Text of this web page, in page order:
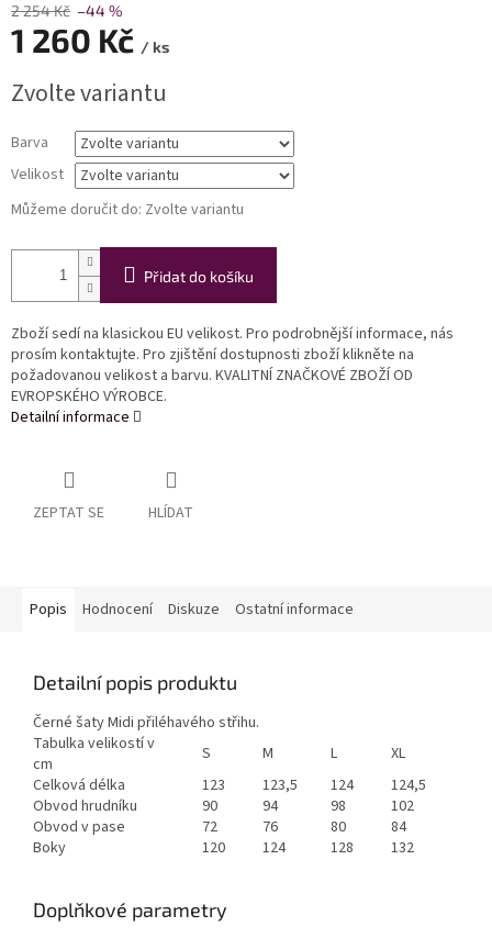
2 254 Kč –44 %
1 260 Kč / ks
cena:
Zvolte variantu
Barva
Velikost
Můžeme doručit do: Zvolte variantu
Přidat do košíku
Zboží sedí na klasickou EU velikost. Pro podrobnější informace, nás
prosím kontaktujte. Pro zjištění dostupnosti zboží klikněte na
požadovanou velikost a barvu. KVALITNÍ ZNAČKOVÉ ZBOŽÍ OD
EVROPSKÉHO VÝROBCE.
Detailní informace
ZEPTAT SE HLÍDAT
Popis Hodnocení Diskuze Ostatní informace
Detailní popis produktu
Černé šaty Midi přiléhavého střihu.
Tabulka velikostí v
cm
S M L
XL
Celková délka
123 123,5 124
124,5
Obvod hrudníku
90 94 98
102
Obvod v pase
72 76 80
84
Boky
120 124 128 132
Doplňkové parametry